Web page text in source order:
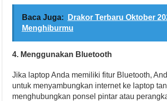
Baca Juga:
Drakor Terbaru Oktober
Menghiburmu
4. Menggunakan Bluetooth
Jika laptop Anda memiliki fitur Bluetooth,
untuk menyambungkan internet ke laptop
menghubungkan ponsel pintar atau